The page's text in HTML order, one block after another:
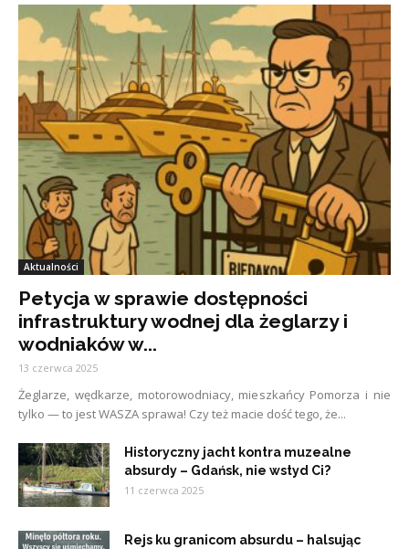
Aktualności
Petycja w sprawie dostępności
infrastruktury wodnej dla żeglarzy i
wodniaków w...
13 czerwca 2025
Żeglarze, wędkarze, motorowodniacy, mieszkańcy Pomorza i nie
tylko — to jest WASZA sprawa! Czy też macie dość tego, że...
Historyczny jacht kontra muzealne
absurdy – Gdańsk, nie wstyd Ci?
11 czerwca 2025
Rejs ku granicom absurdu – halsując